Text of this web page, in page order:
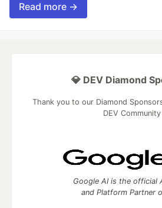
Read more →
💎 DEV Diamond
Thank you to our Diamond
DEV Community
Google AI is the official
and Platform Partner